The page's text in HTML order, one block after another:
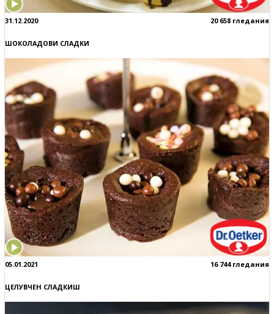
31.12.2020 20 658 гледания
ШОКОЛАДОВИ СЛАДКИ
05.01.2021 16 744 гледания
ЦЕЛУВЧЕН СЛАДКИШ